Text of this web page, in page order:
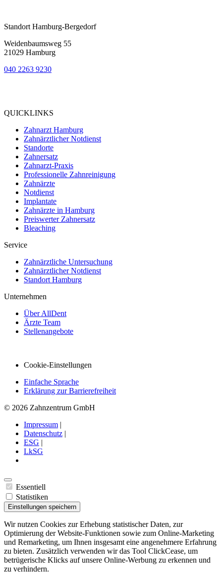
Standort Hamburg-Bergedorf
Weidenbaumsweg 55
21029 Hamburg
040 2263 9230
QUICKLINKS
Zahnarzt Hamburg
Zahnärztlicher Notdienst
Standorte
Zahnersatz
Zahnarzt-Praxis
Professionelle Zahnreinigung
Zahnärzte
Notdienst
Implantate
Zahnärzte in Hamburg
Preiswerter Zahnersatz
Bleaching
Service
Zahnärztliche Untersuchung
Zahnärztlicher Notdienst
Standort Hamburg
Unternehmen
Über AllDent
Ärzte Team
Stellenangebote
Cookie-Einstellungen
Einfache Sprache
Erklärung zur Barrierefreiheit
© 2026 Zahnzentrum GmbH
Impressum |
Datenschutz |
ESG |
LkSG
Essentiell
Statistiken
Einstellungen speichern
Wir nutzen Cookies zur Erhebung statistischer Daten, zur
Optimierung der Website-Funktionen sowie zum Online-Marketing
und Remarketing, um Ihnen insgesamt eine angenehmere Erfahrung
zu bieten. Zusätzlich verwenden wir das Tool ClickCease, um
betrügerische Klicks auf unsere Online-Werbung zu erkennen und
zu verhindern.